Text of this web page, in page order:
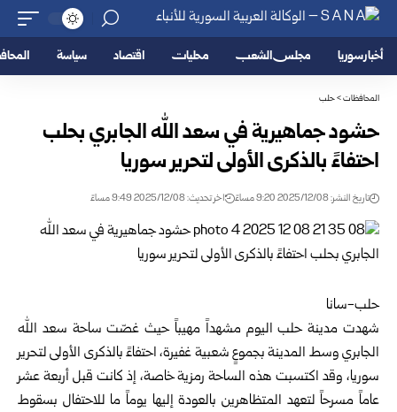
أخبار سوريا مجلس الشعب محليات اقتصاد سياسة
المحافظات>حلب
حشود جماهيرية في سعد الله الجابري بحلب
احتفاءً بالذكرى الأولى لتحرير سوريا
تاريخ النشر: 2025/12/08 9:20 مساءً اخر تحديث: 2025/12/08 9:49 مساءً
حلب-سانا
شهدت مدينة حلب اليوم مشهداً مهيباً حيث غصّت ساحة سعد الله
الجابري وسط المدينة بجموعٍ شعبية غفيرة، احتفاءً بالذكرى الأولى لتحرير
سوريا، وقد اكتسبت هذه الساحة رمزية خاصة، إذ كانت قبل أربعة عشر
عاماً مسرحاً لتعهد المتظاهرين بالعودة إليها يوماً ما للاحتفال بسقوط